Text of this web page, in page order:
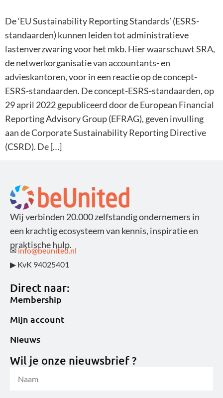
De ‘EU Sustainability Reporting Standards’ (ESRS-
standaarden) kunnen leiden tot administratieve
lastenverzwaring voor het mkb. Hier waarschuwt SRA,
de netwerkorganisatie van accountants- en
advieskantoren, voor in een reactie op de concept-
ESRS-standaarden. De concept-ESRS-standaarden, op
29 april 2022 gepubliceerd door de European Financial
Reporting Advisory Group (EFRAG), geven invulling
aan de Corporate Sustainability Reporting Directive
(CSRD). De […]
Wij verbinden 20.000 zelfstandig ondernemers in
een krachtig ecosysteem van kennis, inspiratie en
praktische hulp.
✉ info@beunited.nl
▶ KvK 94025401
Direct naar:
Membership
Mijn account
Nieuws
Wil je onze nieuwsbrief ?